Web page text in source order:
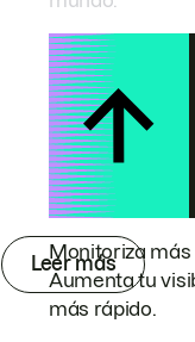
Monitoriza más
Aumenta tu
más rápido.
Leer más